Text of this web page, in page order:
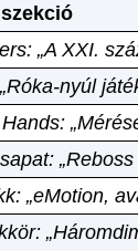
„A XXI.
nyúl
„Reboss
„eMotion,